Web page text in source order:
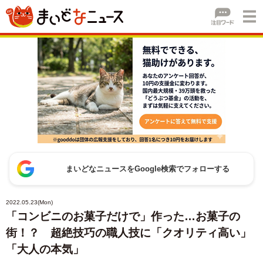
まいどなニュースをGoogle検索でフォローする
2022.05.23(Mon)
「コンビニのお菓子だけで」作った…お菓子の
街！？ 超絶技巧の職人技に「クオリティ高い」
「大人の本気」